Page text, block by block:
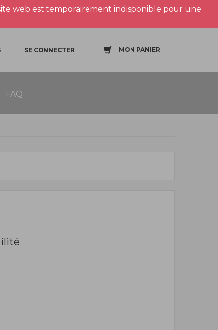
web est temporairement indisponible pour une
SE CONNECTER MON PANIER
FAQ